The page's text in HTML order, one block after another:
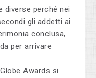
diverse perché nei
gli addetti ai
conclusa,
per arrivare
Awards si